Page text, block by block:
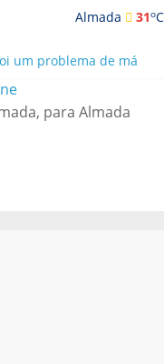
Almada 31oC
um problema de má
Casa Amarela
cultural entre
final de Agosto
para Almada